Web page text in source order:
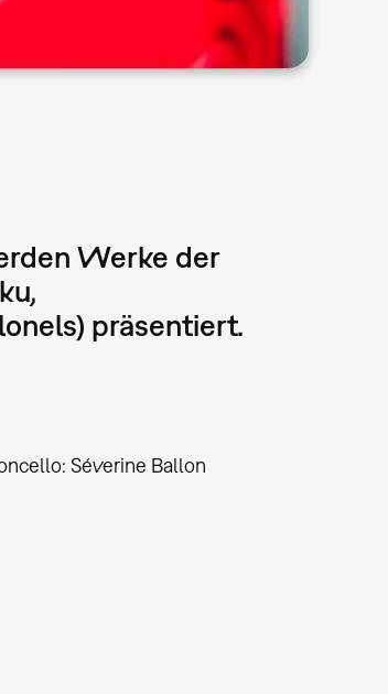
Werke der
präsentiert.
Séverine Ballon